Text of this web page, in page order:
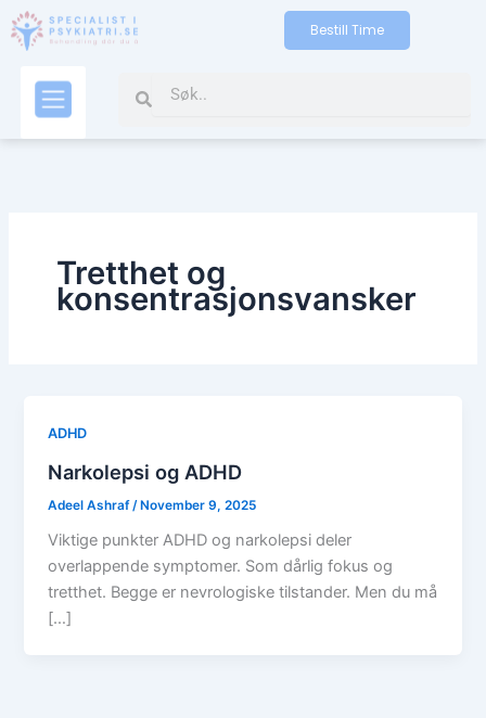
Skip
to
Bestill Time
Search
Tretthet og
konsentrasjonsvansker
ADHD
Narkolepsi og ADHD
Adeel Ashraf /November 9, 2025
Viktige punkter ADHD og narkolepsi deler
overlappende symptomer. Som dårlig fokus og
tretthet. Begge er nevrologiske tilstander. Men du må
[…]